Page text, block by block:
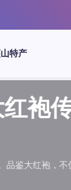
特产
水仙
来。岩茶，产自
红袍
世。品鉴大红袍
夷水
长而备受茶客青
夷肉
源于香叶似肉桂
岩茶
谓岩韵，是茶叶
桂水
红袍作为岩茶代
水仙
来。岩茶，产自
袍
品鉴大红袍，不
水仙
茶客青睐。品
肉桂
似肉桂，更因
茶对
是茶叶在武夷
水仙
岩茶代表，其
仙大
，产自福建武
袍传
大红袍，不仅
水仙
茶客青睐。品
肉桂
似肉桂，更因
茶对
是茶叶在武夷
水仙
岩茶代表，其